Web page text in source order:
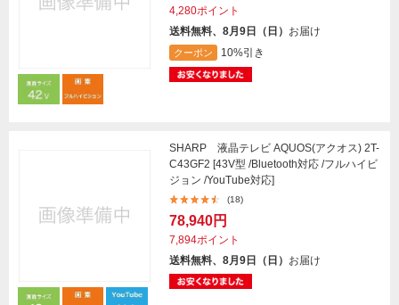
4,280ポイント
送料無料、8月9日（日） お届け
クーポン 10%引き
SHARP 液晶テレビ AQUOS(アクオス) 2T-
C43GF2 [43V型 /Bluetooth対応 /フルハイビ
ジョン /YouTube対応]
(18)
78,940円
7,894ポイント
送料無料、8月9日（日） お届け